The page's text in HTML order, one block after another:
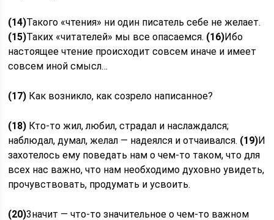
(14)Такого «чтения» ни один писатель себе не желает.
(15)Таких «читателей» мы все опасаемся. (16)Ибо
настоящее чтение происходит совсем иначе и имеет
совсем иной смысл…
(17) Как возникло, как созрело написанное?
(18) Кто-то жил, любил, страдал и наслаждался;
наблюдал, думал, желал — надеялся и отчаивался. (19)И
захотелось ему поведать нам о чем-то таком, что для
всех нас важно, что нам необходимо духовно увидеть,
прочувствовать, продумать и усвоить.
(20)3начит — что-то значительное о чем-то важном